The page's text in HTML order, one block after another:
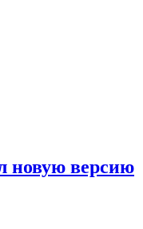
новую версию